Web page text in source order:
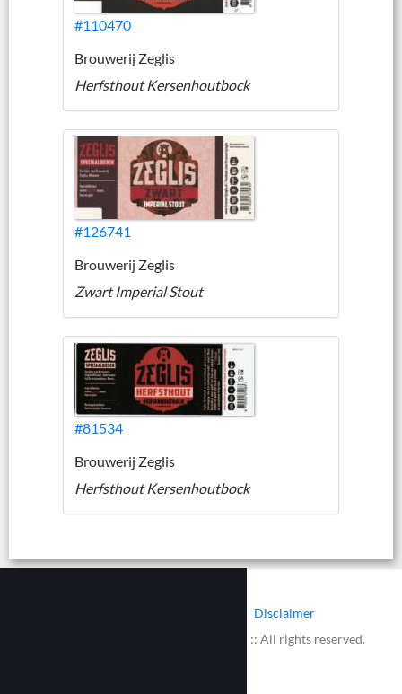
#110470
Brouwerij Zeglis
Herfsthout Kersenhoutbock
#126741
Brouwerij Zeglis
Zwart Imperial Stout
#81534
Brouwerij Zeglis
Herfsthout Kersenhoutbock
Disclaimer
© 2002 - 2026 :: www.bieretiketten.nl :: All rights reserved.